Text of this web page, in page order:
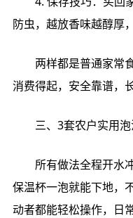
防虫，越放香味越醇厚
两样都是普通家常
消费得起，安全靠谱，
三、3套农户实用
所有做法全程开水
保温杯一泡就能下地，
动者都能轻松操作，日